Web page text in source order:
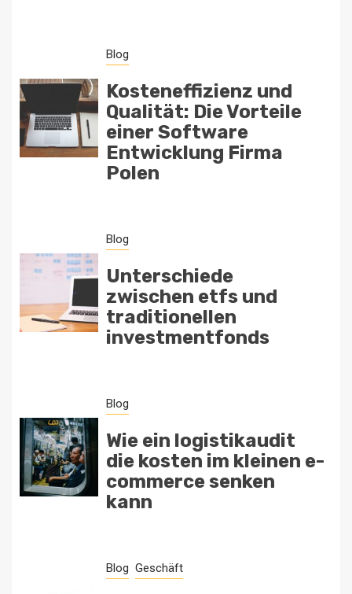
Blog
Kosteneffizienz und
Qualität: Die Vorteile
einer Software
Entwicklung Firma
Polen
Blog
Unterschiede
zwischen etfs und
traditionellen
investmentfonds
Blog
Wie ein logistikaudit
die kosten im kleinen e-
commerce senken
kann
Blog Geschäft